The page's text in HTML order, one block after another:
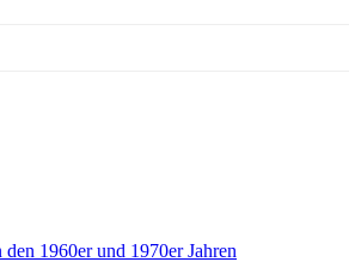
1960er und 1970er Jahren